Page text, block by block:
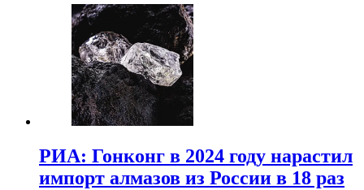
РИА: Гонконг в 2024 году нарастил
импорт алмазов из России в 18 раз